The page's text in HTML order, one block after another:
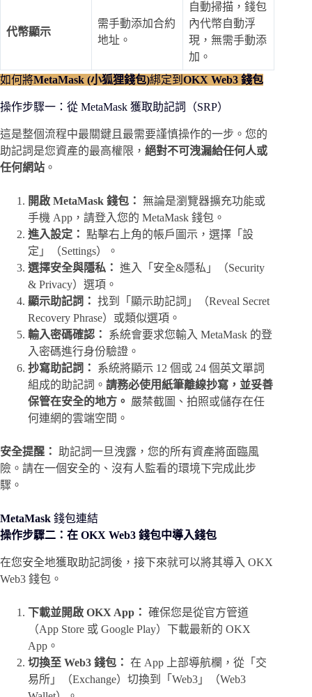
代幣顯示
需手動添加合約
地址。
自動掃描，錢包
內代幣自動浮
現，無需手動添
加。
如何將MetaMask (小狐狸錢包)綁定到 OKX Web3 錢包
操作步驟一：從 MetaMask 獲取助記詞（SRP）
這是整個流程中最關鍵且最需要謹慎操作的一步。您的
助記詞是您資產的最高權限， 絕對不可洩漏給任何人或
任何網站 。
開啟 MetaMask 錢包： 無論是瀏覽器擴充功能或
手機 App，請登入您的 MetaMask 錢包。
進入設定： 點擊右上角的帳戶圖示，選擇「設
定」（Settings）。
選擇安全與隱私： 進入「安全&隱私」（Security
& Privacy）選項。
顯示助記詞： 找到「顯示助記詞」（Reveal Secret
Recovery Phrase）或類似選項。
輸入密碼確認：
系統會要求您輸入 MetaMask 的登
入密碼進行身份驗證。
抄寫助記詞：
系統將顯示 12 個或 24 個英文單詞
組成的助記詞。 請務必使用紙筆離線抄寫，並妥善
保管在安全的地方。 嚴禁截圖、拍照或儲存在任
何連網的雲端空間。
安全提醒：
助記詞一旦洩露，您的所有資產將面臨風
險。請在一個安全的、沒有人監看的環境下完成此步
驟。
MetaMask 錢包連結
操作步驟二 ：在 OKX Web3 錢包中導入錢包
在您安全地獲取助記詞後，接下來就可以將其導入 OKX
Web3 錢包。
下載並開啟 OKX App： 確保您是從官方管道
（App Store 或 Google Play）下載最新的 OKX
App。
切換至 Web3 錢包： 在 App 上部導航欄，從「交
易所」（Exchange）切換到「Web3」（Web3